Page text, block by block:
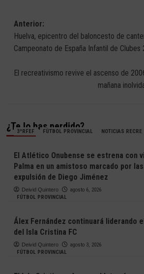
Navegación
de
entradas
Anterior:
Huelva, epicentro del baloncesto de
Campeonato de España Infantil de Clubes
El recreativismo revive el ascenso de
mañana
¿Te lo has perdido?
3ªRFEF FÚTBOL PROVINCIAL NOTICIAS RECRE
El Atlético Onubense se estrena con
Palma en un amistoso marcado por
expulsión de Diego Jiménez
Deivid Quintero
agosto 6, 2026
FÚTBOL PROVINCIAL
Álex Fernández continuará liderando
del Isla Cristina FC
Deivid Quintero
agosto 3, 2026
FÚTBOL PROVINCIAL